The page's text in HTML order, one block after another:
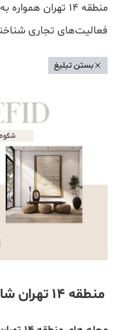
منطقه 14 تهران
فعالیت‌های تجاری
بستن تبلیغ
منطقه 14 تهران شامل چه محله‌هایی است؟